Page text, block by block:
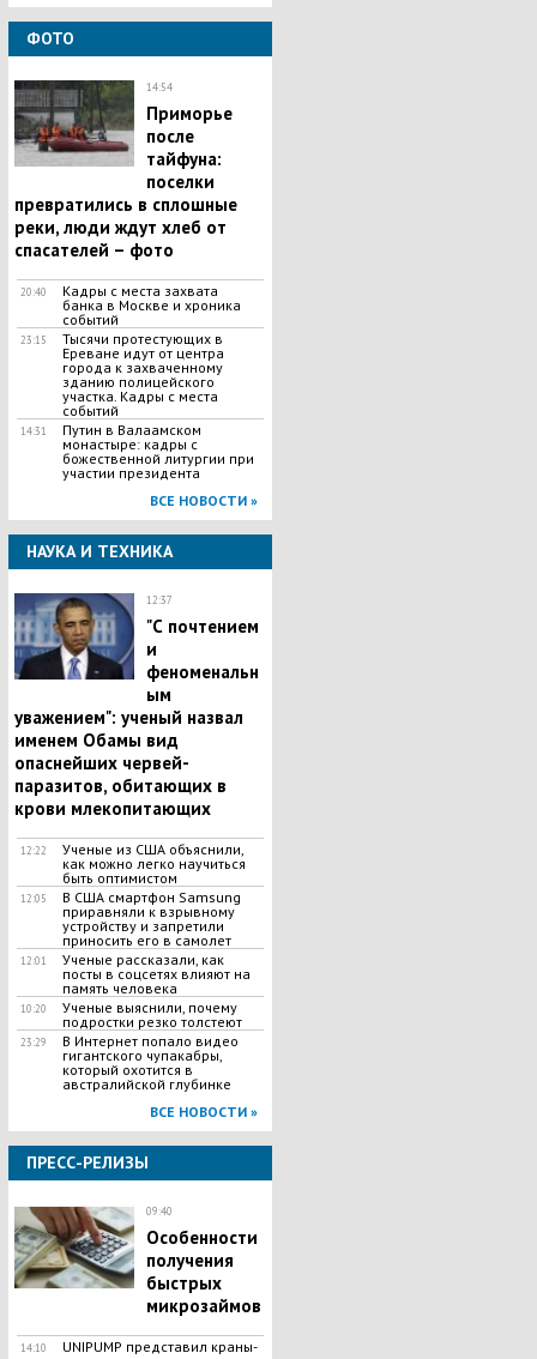
ФОТО
14:54
Приморье
после
тайфуна:
поселки
превратились в сплошные
реки, люди ждут хлеб от
спасателей – фото
20:40
Кадры с места захвата
банка в Москве и хроника
событий
23:15
Тысячи протестующих в
Ереване идут от центра
города к захваченному
зданию полицейского
участка. Кадры с места
событий
14:31
Путин в Валаамском
монастыре: кадры с
божественной литургии при
участии президента
ВСЕ НОВОСТИ »
НАУКА И ТЕХНИКА
12:37
"С почтением
и
феноменальн
ым
уважением": ученый назвал
именем Обамы вид
опаснейших червей-
паразитов, обитающих в
крови млекопитающих
12:22
Ученые из США объяснили,
как можно легко научиться
быть оптимистом
12:05
В США смартфон Samsung
приравняли к взрывному
устройству и запретили
приносить его в самолет
12:01
Ученые рассказали, как
посты в соцсетях влияют на
память человека
10:20
Ученые выяснили, почему
подростки резко толстеют
23:29
В Интернет попало видео
гигантского чупакабры,
который охотится в
австралийской глубинке
ВСЕ НОВОСТИ »
ПРЕСС-РЕЛИЗЫ
09:40
Особенности
получения
быстрых
микрозаймов
14:10
UNIPUMP представил краны-